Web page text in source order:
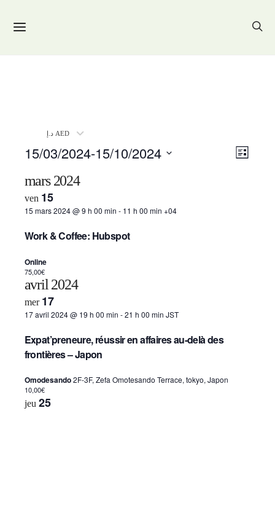
د.إ AED
Liste
15/03/2024-15/10/2024
DATE.
mars 2024
ven 15
15 mars 2024 @ 9 h 00 min - 11 h 00 min +04
Work & Coffee: Hubspot
Online
75,00€
avril 2024
mer 17
17 avril 2024 @ 19 h 00 min -21 h 00 min JST
Expat’preneure, réussir en affaires au-delà des
frontières​ – Japon
Omodesando2F-3F, Zefa Omotesando Terrace, tokyo, Japon
10,00€
jeu 25